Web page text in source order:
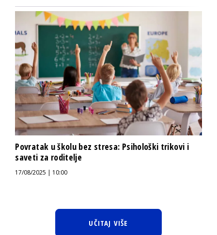
Povratak u školu bez stresa: Psihološki trikovi i
saveti za roditelje
17/08/2025 | 10:00
UČITAJ VIŠE